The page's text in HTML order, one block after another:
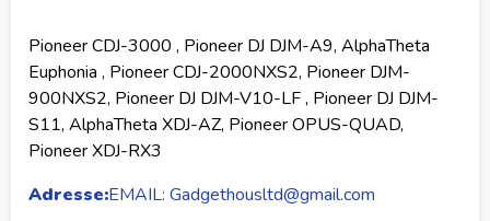
Pioneer CDJ-3000 , Pioneer DJ DJM-A9, AlphaTheta
Euphonia , Pioneer CDJ-2000NXS2, Pioneer DJM-
900NXS2, Pioneer DJ DJM-V10-LF , Pioneer DJ DJM-
S11, AlphaTheta XDJ-AZ, Pioneer OPUS-QUAD,
Pioneer XDJ-RX3
Adresse:EMAIL: Gadgethousltd@gmail.com